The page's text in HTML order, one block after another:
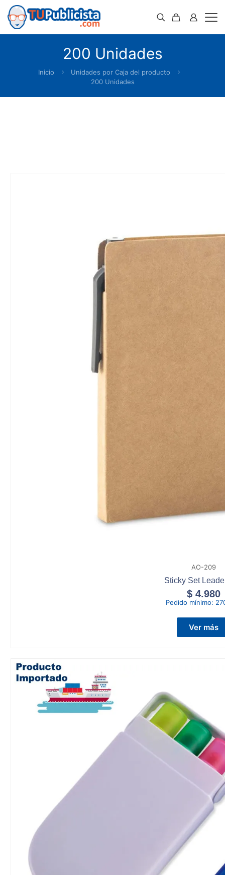
200 Unidades
Inicio
Unidades por Caja del producto
200 Unidades
AO-209
Sticky Set
$ 4.980
Pedido mínimo:
Ver más